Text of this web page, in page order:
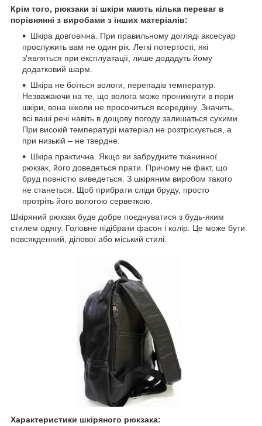
Крім того, рюкзаки зі шкіри мають кілька переваг в
порівнянні з виробами з інших матеріалів:
Шкіра довговічна. При правильному догляді аксесуар
прослужить вам не один рік. Легкі потертості, які
з'являться при експлуатації, лише додадуть йому
додатковий шарм.
Шкіра не боїться вологи, перепадів температур.
Незважаючи на те, що волога може проникнути в пори
шкіри, вона ніколи не просочиться всередину. Значить,
всі ваші речі навіть в дощову погоду залишаться сухими.
При високій температурі матеріал не розтріскується, а
при низькій – не твердне.
Шкіра практична. Якщо ви забрудните тканинної
рюкзак, його доведеться прати. Причому не факт, що
бруд повністю виведеться. З шкіряним виробом такого
не станеться. Щоб прибрати сліди бруду, просто
протріть його вологою серветкою.
Шкіряний рюкзак буде добре поєднуватися з будь-яким
стилем одягу. Головне підібрати фасон і колір. Це може бути
повсякденний, ділової або міський стилі.
Характеристики шкіряного рюкзака: